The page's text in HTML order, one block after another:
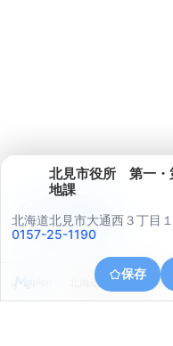
北見市役所 第一・
地課
北海道北見市大通西３丁目１
0157-25-1190
保存
北海道北見市光葉町
アプリで見る